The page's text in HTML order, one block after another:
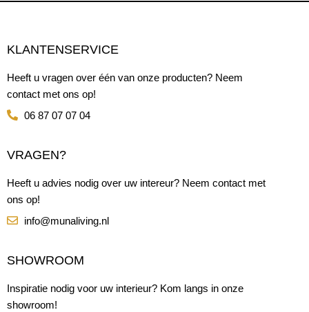
KLANTENSERVICE
Heeft u vragen over één van onze producten? Neem
contact met ons op!
06 87 07 07 04
VRAGEN?
Heeft u advies nodig over uw intereur? Neem contact met
ons op!
info@munaliving.nl
SHOWROOM
Inspiratie nodig voor uw interieur? Kom langs in onze
showroom!